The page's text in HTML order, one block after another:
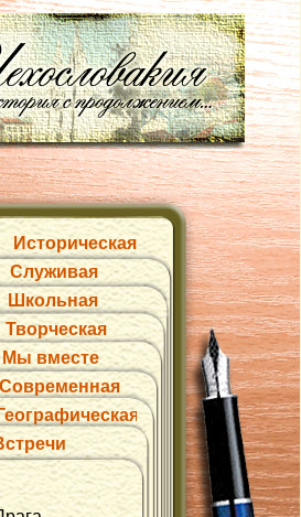
Историческая
Служивая
Школьная
Творческая
Мы вместе
Современная
Географическая